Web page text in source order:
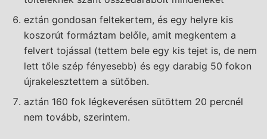
eztán gondosan feltekertem, és egy helyre kis
koszorút formáztam belőle, amit megkentem a
felvert tojással (tettem bele egy kis tejet is, de nem
lett tőle szép fényesebb) és egy darabig 50 fokon
újrakelesztettem a sütőben.
aztán 160 fok légkeverésen sütöttem 20 percnél
nem tovább, szerintem.